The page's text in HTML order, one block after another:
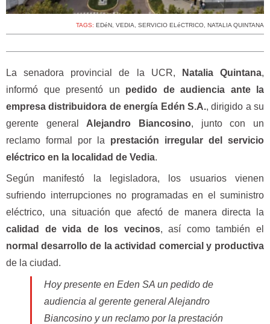
TAGS: EDéN, VEDIA, SERVICIO ELéCTRICO, NATALIA QUINTANA
La senadora provincial de la UCR, Natalia Quintana,
informó que presentó un pedido de audiencia ante la
empresa distribuidora de energía Edén S.A., dirigido a su
gerente general Alejandro Biancosino, junto con un
reclamo formal por la prestación irregular del servicio
eléctrico en la localidad de Vedia.
Según manifestó la legisladora, los usuarios vienen
sufriendo interrupciones no programadas en el suministro
eléctrico, una situación que afectó de manera directa la
calidad de vida de los vecinos, así como también el
normal desarrollo de la actividad comercial y productiva
de la ciudad.
Hoy presente en Eden SA un pedido de
audiencia al gerente general Alejandro
Biancosino y un reclamo por la prestación